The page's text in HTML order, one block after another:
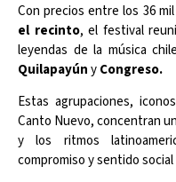
Con precios entre los 36
el recinto, el festival
leyendas de la música
QuilapayúnyCongreso.
Estas agrupaciones,
Canto Nuevo, concentran
y los ritmos
compromiso y sentido social